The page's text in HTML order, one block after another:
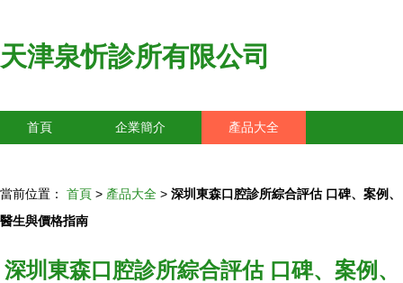
天津泉忻診所有限公司
首頁 企業簡介 產品大全
當前位置： 首頁 > 產品大全 > 深圳東森口腔診所綜合評估 口碑、案例、
醫生與價格指南
深圳東森口腔診所綜合評估 口碑、案例、